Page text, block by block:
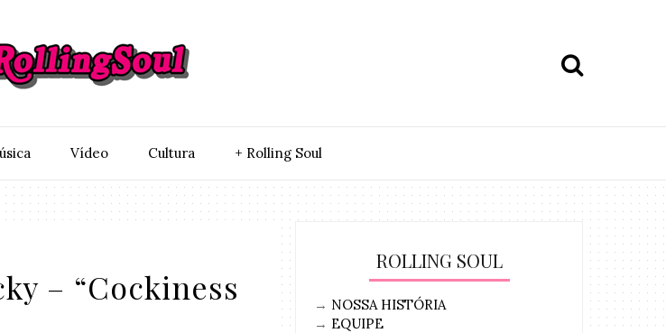
Vídeo Cultura + Rolling Soul
– “Cockiness
ROLLING SOUL
→ NOSSA HISTÓRIA
→ EQUIPE